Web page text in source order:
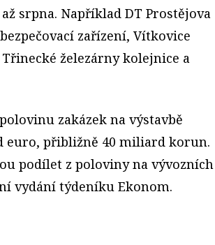
srpna. Například DT Prostějova
zařízení, Vítkovice
železárny kolejnice a
zakázek na výstavbě
euro, přibližně 40 miliard korun.
podílet z poloviny na vývozních
vydání týdeníku Ekonom.